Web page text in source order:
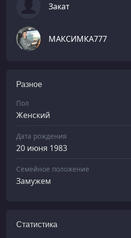
Закат
МАКСИМКА777
Разное
Пол
Женский
Дата рождения
20 июня 1983
Семейное положение
Замужем
Статистика